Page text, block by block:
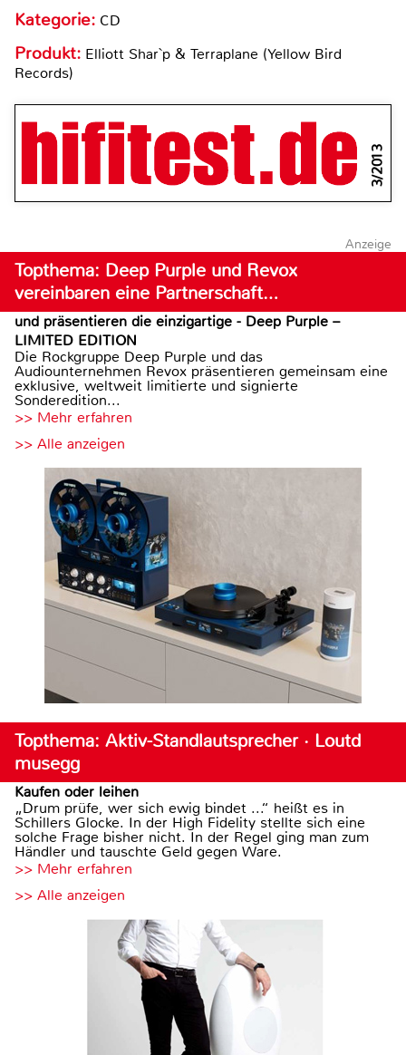
Kategorie: CD
Produkt: Elliott Shar`p & Terraplane (Yellow Bird
Records)
3/2013
Anzeige
Topthema: Deep Purple und Revox
vereinbaren eine Partnerschaft…
und präsentieren die einzigartige - Deep Purple –
LIMITED EDITION
Die Rockgruppe Deep Purple und das
Audiounternehmen Revox präsentieren gemeinsam eine
exklusive, weltweit limitierte und signierte
Sonderedition...
>> Mehr erfahren
>> Alle anzeigen
Topthema: Aktiv-Standlautsprecher · Loutd
musegg
Kaufen oder leihen
„Drum prüfe, wer sich ewig bindet ...“ heißt es in
Schillers Glocke. In der High Fidelity stellte sich eine
solche Frage bisher nicht. In der Regel ging man zum
Händler und tauschte Geld gegen Ware.
>> Mehr erfahren
>> Alle anzeigen